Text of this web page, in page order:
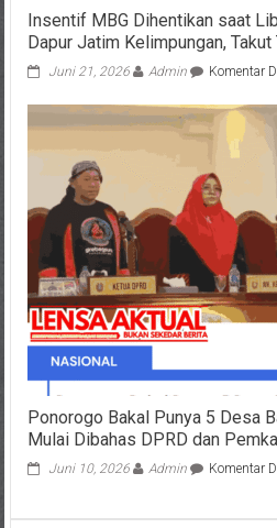
Insentif MBG Dihentikan saat
Dapur Jatim Kelimpungan,
Juni 21, 2026 Admin Komentar
Ponorogo Bakal Punya 5 Desa
Mulai Dibahas DPRD dan
Juni 10, 2026 Admin Komentar